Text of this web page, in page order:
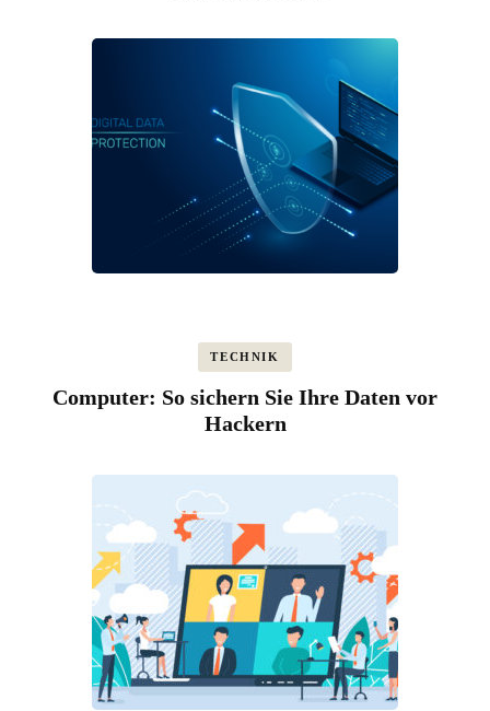
TECHNIK
Computer: So sichern Sie Ihre Daten vor
Hackern